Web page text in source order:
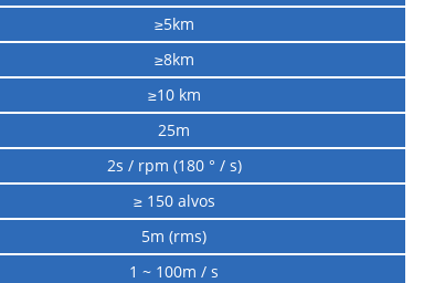
≥5km
≥8km
≥10 km
25m
2s / rpm (180 ° / s)
≥ 150 alvos
5m (rms)
1 ~ 100m / s